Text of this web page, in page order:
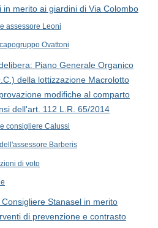
in merito ai giardini di Via Colombo
assessore Leoni
Ovattoni
Piano Generale Organico
della lottizzazione Macrolotto
modifiche al comparto
dell'art. 112 L.R. 65/2014
consigliere Calussi
Barberis
di voto
Stanasel in merito
di prevenzione e contrasto